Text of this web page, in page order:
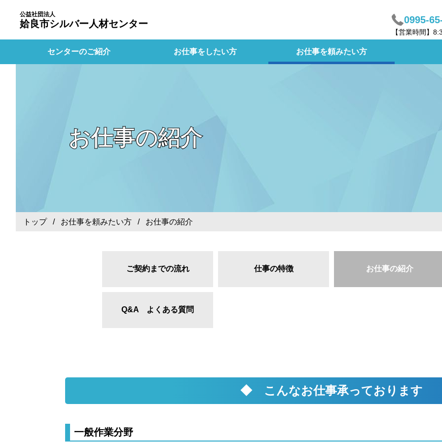
公益社団法人
姶良市シルバー人材センター 0995-
【営業時間】
センターのご紹介 お仕事をしたい方 お仕事を頼みたい方
お仕事の紹介
トップ/ お仕事を頼みたい方 / お仕事の紹介
ご契約までの流れ 仕事の特徴 お仕事の紹介
Q&A よくある質問
◆ こんなお仕事承っております
一般作業分野